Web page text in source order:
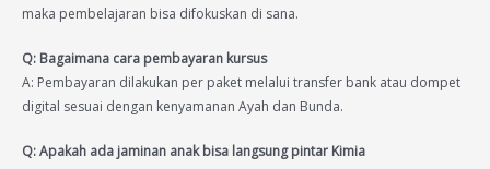
maka pembelajaran bisa difokuskan di sana.
Q: Bagaimana cara pembayaran kursus
A: Pembayaran dilakukan per paket melalui transfer bank atau dompet
digital sesuai dengan kenyamanan Ayah dan Bunda.
Q: Apakah ada jaminan anak bisa langsung pintar Kimia